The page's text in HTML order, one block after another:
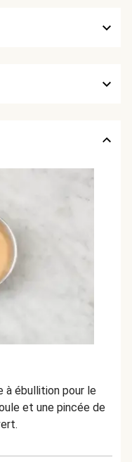
à ébullition pour le
et une pincée de